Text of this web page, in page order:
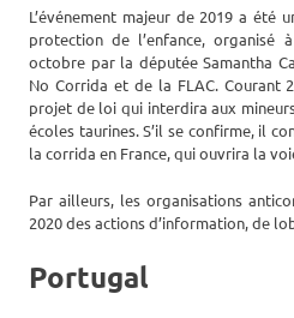
L’événement majeur de 2019 a été
protection de l’enfance, organisé
octobre par la députée Samantha
No Corrida et de la FLAC. Courant
projet de loi qui interdira aux
écoles taurines. S’il se confirme, il
la corrida en France, qui ouvrira la
Par ailleurs, les organisations
2020 des actions d’information, de
Portugal